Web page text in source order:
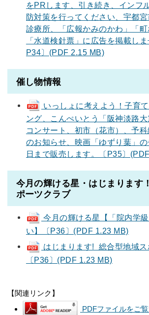
をPRします、引き続き、インフ
防対策を行ってください、宇都
診療所、「広報かみのかわ」「町
「水道検針票」に広告を掲載し
P34〕(PDF 2.15 MB)
催し物情報
いっしょに考えよう！子育
ング、こんぺいとう「阪神淡路
コンサート、初市（花市）、予
のお知らせ、映画「ゆずり葉」
日まで販売します。〔P35〕
今月の輝ける星・はじまります
ポーツクラブ
今月の輝ける星【「院内学
い】〔P36〕(PDF 1.23 MB)
はじまります! 総合型地域
〔P36〕(PDF 1.23 MB)
【関連リンク】
PDFファイルをご